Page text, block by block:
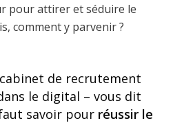
pour attirer et séduire le
comment y parvenir ?
cabinet de recrutement
le digital – vous dit
savoir pour réussir le